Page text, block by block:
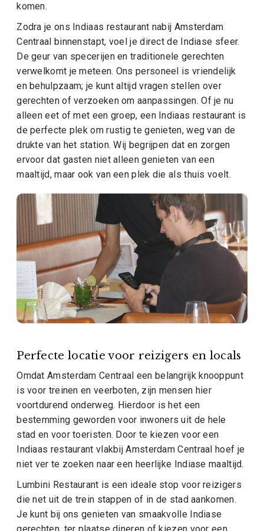
komen.
Zodra je ons Indiaas restaurant nabij Amsterdam
Centraal binnenstapt, voel je direct de Indiase sfeer.
De geur van specerijen en traditionele gerechten
verwelkomt je meteen. Ons personeel is vriendelijk
en behulpzaam; je kunt altijd vragen stellen over
gerechten of verzoeken om aanpassingen. Of je nu
alleen eet of met een groep, een Indiaas restaurant is
de perfecte plek om rustig te genieten, weg van de
drukte van het station. Wij begrijpen dat en zorgen
ervoor dat gasten niet alleen genieten van een
maaltijd, maar ook van een plek die als thuis voelt.
Perfecte locatie voor reizigers en locals
Omdat Amsterdam Centraal een belangrijk knooppunt
is voor treinen en veerboten, zijn mensen hier
voortdurend onderweg. Hierdoor is het een
bestemming geworden voor inwoners uit de hele
stad en voor toeristen. Door te kiezen voor een
Indiaas restaurant vlakbij Amsterdam Centraal hoef je
niet ver te zoeken naar een heerlijke Indiase maaltijd.
Lumbini Restaurant is een ideale stop voor reizigers
die net uit de trein stappen of in de stad aankomen.
Je kunt bij ons genieten van smaakvolle Indiase